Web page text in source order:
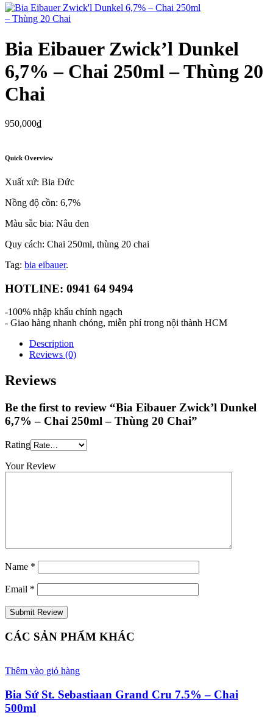
Bia Eibauer Zwick’l Dunkel
6,7% – Chai 250ml – Thùng 20
Chai
950,000₫
Quick Overview
Xuất xứ: Bia Đức
Nồng độ cồn: 6,7%
Màu sắc bia: Nâu đen
Quy cách: Chai 250ml, thùng 20 chai
Tag: bia eibauer.
HOTLINE: 0941 64 9494
-100% nhập khẩu chính ngạch
- Giao hàng nhanh chóng, miễn phí trong nội thành HCM
Description
Reviews (0)
Reviews
Be the first to review “Bia Eibauer Zwick’l Dunkel
6,7% – Chai 250ml – Thùng 20 Chai”
Rating
Your Review
Name *
Email *
CÁC SẢN PHẨM KHÁC
Thêm vào giỏ hàng
Bia Sứ St. Sebastiaan Grand Cru 7.5% – Chai
500ml